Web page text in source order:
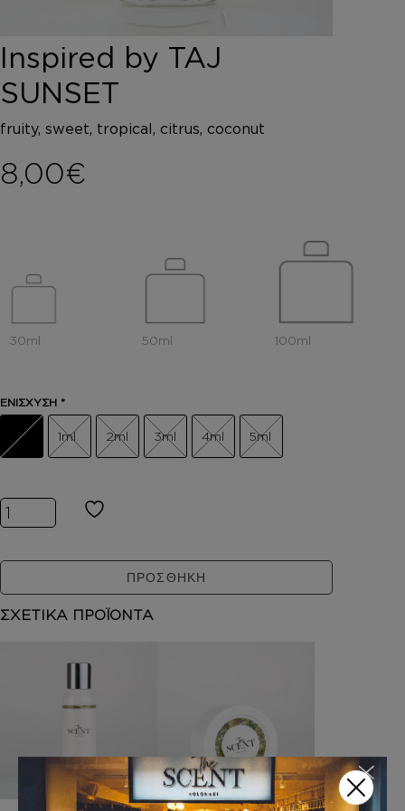
HOROMIA
SPECIAL OFFERS
ΚΑΛΑΘΙ
Inspired by TAJ
SUNSET
fruity, sweet, tropical, citrus, coconut
8,00€
ΕΝΙΣΧΥΣΗ *
1ml 2ml 3ml 4ml 5ml
Inspired by TAJ SUNSET ποσότητα
ΠΡΟΣΘΗΚΗ
ΣΧΕΤΙΚΑ ΠΡΟΪΟΝΤΑ